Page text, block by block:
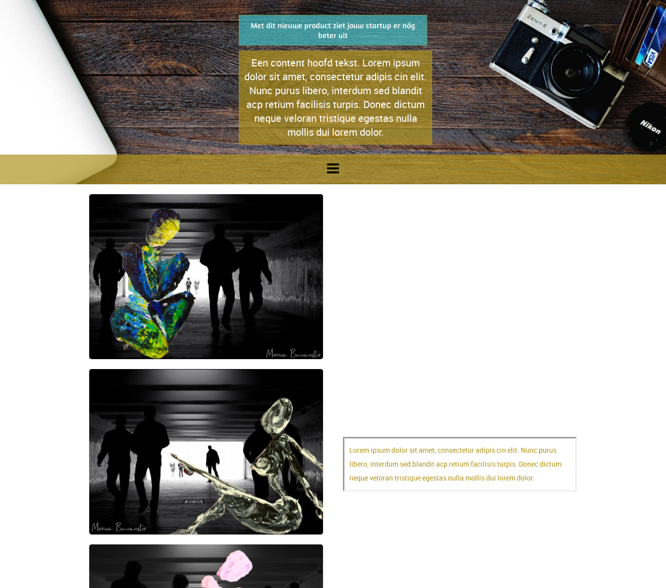
Met dit nieuwe product ziet jouw startup er nóg
beter uit
Een content hoofd tekst. Lorem ipsum
dolor sit amet, consectetur adipis cin elit.
Nunc purus libero, interdum sed blandit
acp retium facilisis turpis. Donec dictum
neque veloran tristique egestas nulla
mollis dui lorem dolor.
Lorem ipsum dolor sit amet, consectetur adipis cin elit. Nunc purus
libero, interdum sed blandit acp retium facilisis turpis. Donec dictum
neque veloran tristique egestas nulla mollis dui lorem dolor.